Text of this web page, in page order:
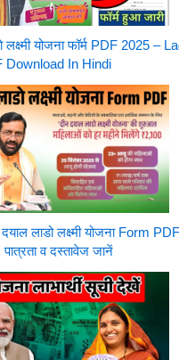
लक्ष्मी योजना फॉर्म PDF 2025
Download In Hindi
दयाल लाडो लक्ष्मी योजना Form
व दस्तावेज जानें